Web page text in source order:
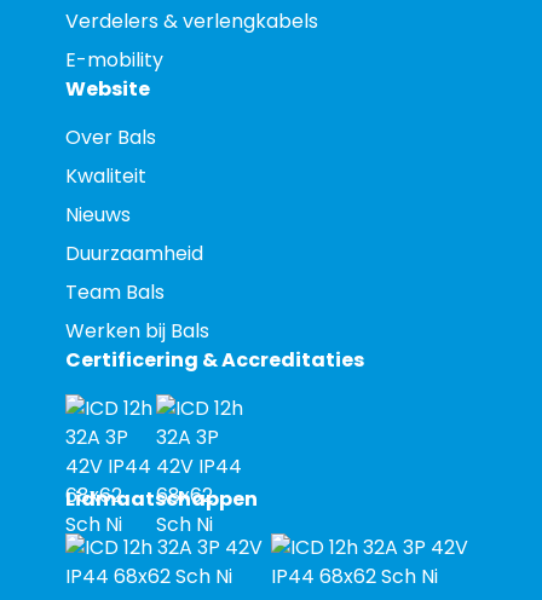
Verdelers & verlengkabels
E-mobility
Website
Over Bals
Kwaliteit
Nieuws
Duurzaamheid
Team Bals
Werken bij Bals
Certificering & Accreditaties
Lidmaatschappen